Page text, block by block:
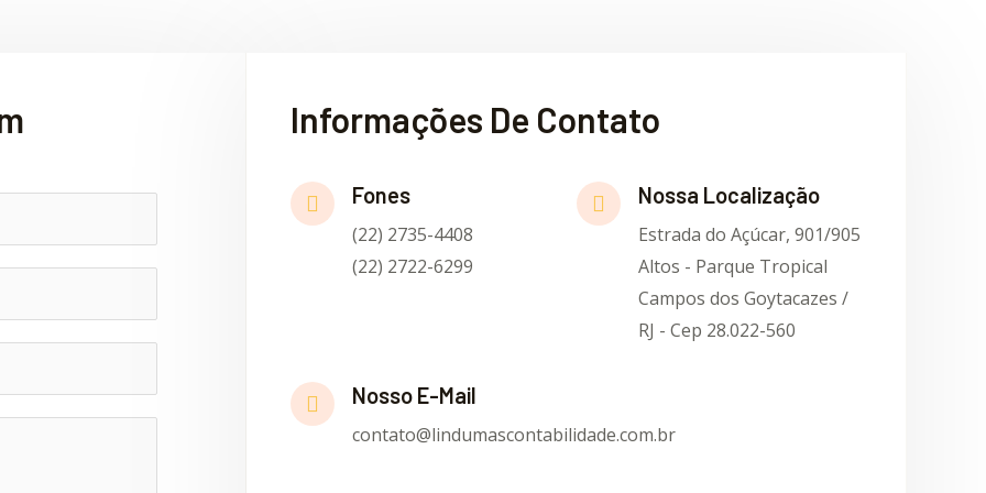
Informações De Contato
Fones
(22) 2735-4408
(22) 2722-6299
Nosso E-Mail
contato@lindumascontabilidade.com.br
Nossa Localização
Estrada do Açúcar, 901/905
Altos - Parque Tropical
Campos dos Goytacazes /
RJ - Cep 28.022-560